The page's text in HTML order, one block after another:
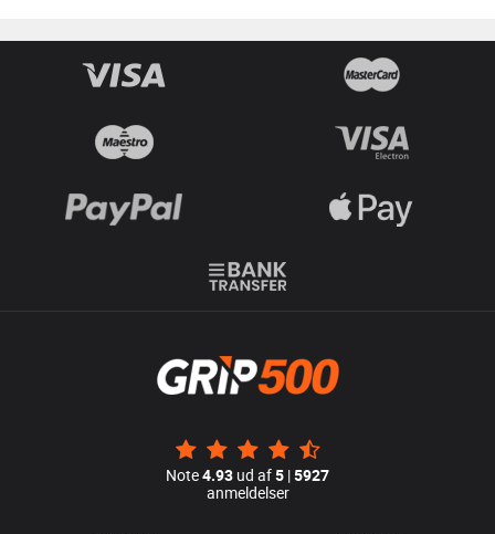
Note4.93 ud af5 |5927
anmeldelser